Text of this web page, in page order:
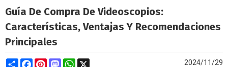
Guía De Compra De Videoscopios:
Características, Ventajas Y Recomendaciones
Principales
ShareFacebookPinterestMastodonWhatsApp 2024/11/29